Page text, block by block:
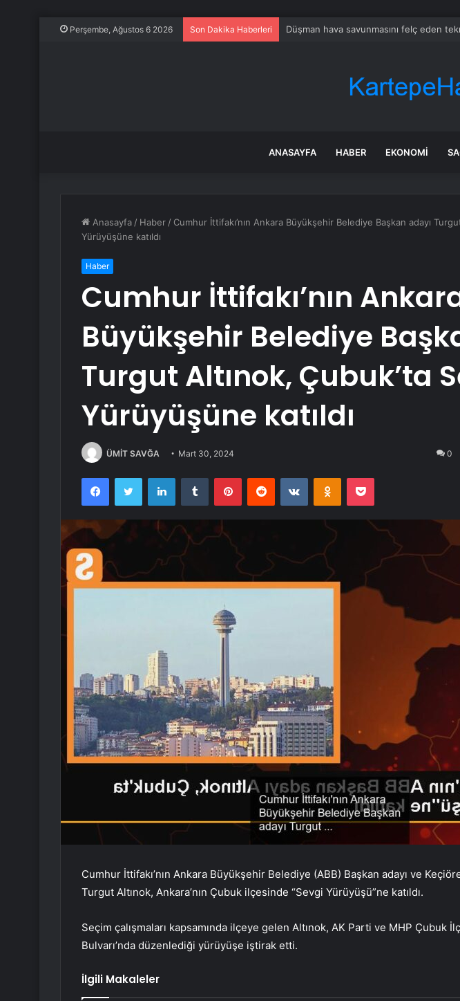
Perşembe, Ağustos 6 2026 Son Dakika Haberleri Meteoroloji uyardı! 21 yıl sonra ilk… 35
ANASAYFA HABER EKONOMI
Anasayfa / Haber / Cumhur İttifakı’nın Ankara Büyükşehir Belediye Başkan adayı
Yürüyüşüne katıldı
Haber
Cumhur İttifakı’nın
Büyükşehir Belediye
Turgut Altınok, Çubuk’ta
Yürüyüşüne katıldı
ÜMİT SAVĞA Mart 30, 2024 0
FacebookTwitter LinkedInTumblr PinterestReddit VKontakteOdnoklassniki
Pocket
Cumhur İttifakı’nın Ankara Büyükşehir Belediye (ABB) Başkan adayı ve
Turgut Altınok, Ankara’nın Çubuk ilçesinde “Sevgi Yürüyüşü”ne katıldı.
Seçim çalışmaları kapsamında ilçeye gelen Altınok, AK Parti ve MHP Çubuk
Bulvarı’nda düzenlediği yürüyüşe iştirak etti.
İlgili Makaleler